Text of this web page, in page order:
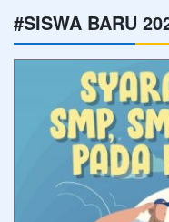
#SISWA BARU